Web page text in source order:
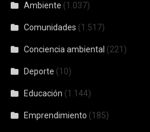
Ambiente (1.037)
Comunidades (1.517)
Conciencia ambiental (221)
Deporte (10)
Educación (1.144)
Emprendimiento (185)